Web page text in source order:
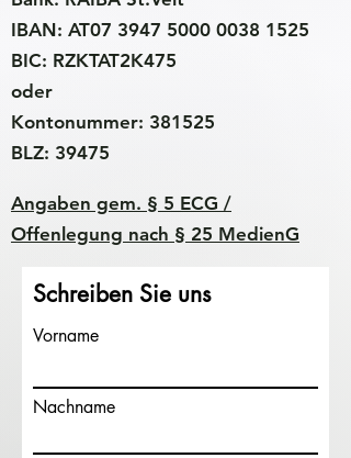
IBAN: AT07 3947 5000 0038 1525
BIC: RZKTAT2K475
oder
Kontonummer: 381525
BLZ: 39475
Angaben gem. § 5 ECG /
Offenlegung nach § 25 MedienG
Schreiben Sie uns
Vorname
Nachname